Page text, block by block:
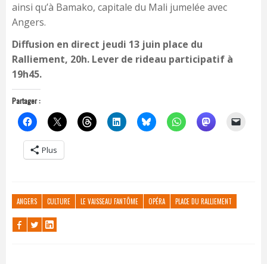
ainsi qu’à Bamako, capitale du Mali jumelée avec
Angers.
Diffusion en direct jeudi 13 juin place du
Ralliement, 20h. Lever de rideau participatif à
19h45.
Partager :
Plus
ANGERS CULTURE LE VAISSEAU FANTÔME OPÉRA PLACE DU RALLIEMENT